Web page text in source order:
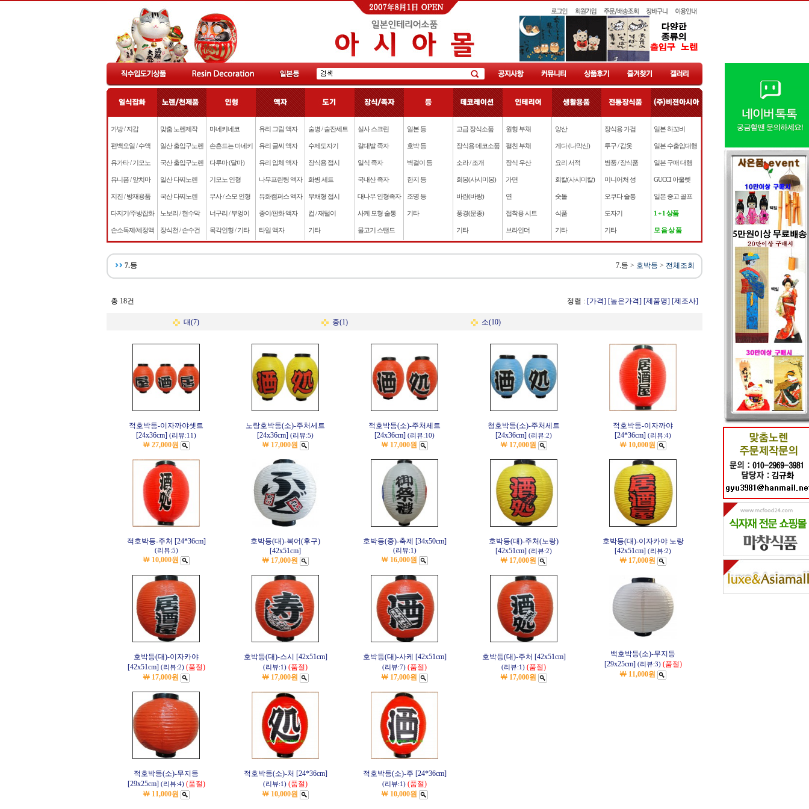
가방 / 지갑
편백오일 / 수액
유가타 / 기모노
유니폼 / 앞치마
지진 / 방재용품
다지기/주방잡화
손소독제/세정액
맞춤 노렌제작
일산 출입구노렌
국산 출입구노렌
일산 다찌노렌
국산 다찌노렌
노보리 / 현수막
장식천 / 손수건
마네키네코
손흔드는 마네키
다루마 (달마)
기모노 인형
무사 / 스모 인형
너구리 / 부엉이
목각인형 / 기타
유리 그림 액자
유리 글씨 액자
유리 입체 액자
나무프린팅 액자
유화캠퍼스 액자
종이/판화 액자
타일 액자
술병 / 술잔세트
수제도자기
장식용 접시
화병 세트
부채형 접시
컵 / 재털이
기타
실사 스크린
갈대발 족자
일식 족자
국내산 족자
대나무 인형족자
사케 모형 술통
물고기 스탠드
일본 등
호박 등
벽걸이 등
한지 등
조명 등
기타
고급 장식소품
장식용 데코소품
소라 / 조개
회봉(사시미봉)
바란(바랑)
풍경(문종)
기타
원형 부채
펼친 부채
장식 우산
가면
연
접착용 시트
브라인더
양산
게다 (나막신)
요리 서적
회칼(사시미칼)
숫돌
식품
기타
장식용 가검
투구 / 갑옷
병풍 / 장식품
미니어처 성
오쿠다 술통
도자기
기타
일본 하꼬비
일본 수출입대행
일본 구매 대행
GUCCI 아울렛
일본 중고 골프
1 + 1 상품
모 음 상 품
7.등 7.등 > 호박등 > 전체조회
총 18건 정렬 : [가격] [높은가격] [제품명] [제조사]
대(7) 중(1) 소(10)
적호박등-이자까야셋트
[24x36cm] (리뷰:11)
￦ 27,000원
노랑호박등(소)-주처세트
[24x36cm] (리뷰:5)
￦ 17,000원
적호박등(소)-주처세트
[24x36cm] (리뷰:10)
￦ 17,000원
청호박등(소)-주처세트
[24x36cm] (리뷰:2)
￦ 17,000원
적호박등-이자까야
[24*36cm] (리뷰:4)
￦ 10,000원
적호박등-주처 [24*36cm]
(리뷰:5)
￦ 10,000원
호박등(대)-복어(후구)
[42x51cm]
￦ 17,000원
호박등(중)-축제 [34x50cm]
(리뷰:1)
￦ 16,000원
호박등(대)-주처(노랑)
[42x51cm] (리뷰:2)
￦ 17,000원
호박등(대)-이자카야 노랑
[42x51cm] (리뷰:2)
￦ 17,000원
호박등(대)-이자카야
[42x51cm] (리뷰:2) (품절)
￦ 17,000원
호박등(대)-스시 [42x51cm]
(리뷰:1) (품절)
￦ 17,000원
호박등(대)-사케 [42x51cm]
(리뷰:7) (품절)
￦ 17,000원
호박등(대)-주처 [42x51cm]
(리뷰:1) (품절)
￦ 17,000원
백호박등(소)-무지등
[29x25cm] (리뷰:3) (품절)
￦ 11,000원
적호박등(소)-무지등
[29x25cm] (리뷰:4) (품절)
￦ 11,000원
적호박등(소)-처 [24*36cm]
(리뷰:1) (품절)
￦ 10,000원
적호박등(소)-주 [24*36cm]
(리뷰:1) (품절)
￦ 10,000원